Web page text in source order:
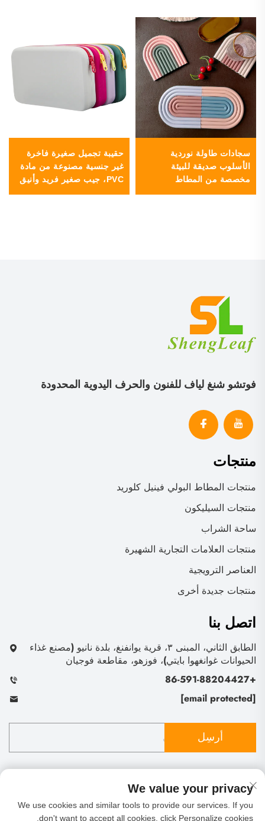
سجادات طاولة نوردية
الأسلوب صديقة للبيئة
مخصصة من المطاط
والسيليكون وPVC، حصيرة
حقيبة تجميل صغيرة فاخرة
غير جنسية مصنوعة من مادة
PVC، جيب صغير فريد وأنيق
بسحّاب للاستخدام أثناء
فوتشو شنغ لياف للفنون والحرف اليدوية المحدودة
منتجات
منتجات المطاط البولي فينيل كلوريد
منتجات السيليكون
ساحة الشراب
منتجات العلامات التجارية الشهيرة
العناصر الترويجية
منتجات جديدة أخرى
اتصل بنا
الطابق الثاني، المبنى ٣، قرية يوانفنغ، بلدة نانيو (مصنع غذاء
الحيوانات غوانغهوا بايتي)، فوزهو، مقاطعة فوجيان
+86-591-88204427
[email protected]
أرسِل
حقوق النشر © شركة فوتشو شينغ ليف للتجارة والاستيراد
We value your privacy
We use cookies and similar tools to provide our services. If you
don't want to accept all cookies, click Personalize cookies.